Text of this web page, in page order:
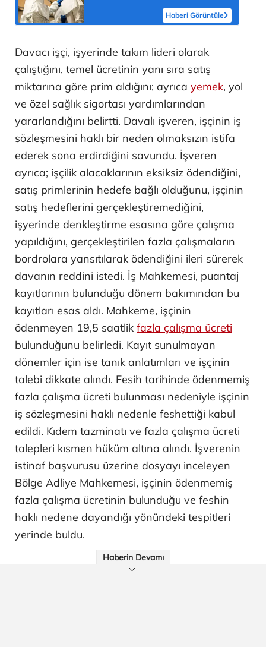
Haberi Görüntüle
Davacı işçi, işyerinde takım lideri olarak
çalıştığını, temel ücretinin yanı sıra satış
miktarına göre prim aldığını; ayrıca yemek, yol
ve özel sağlık sigortası yardımlarından
yararlandığını belirtti. Davalı işveren, işçinin iş
sözleşmesini haklı bir neden olmaksızın istifa
ederek sona erdirdiğini savundu. İşveren
ayrıca; işçilik alacaklarının eksiksiz ödendiğini,
satış primlerinin hedefe bağlı olduğunu, işçinin
satış hedeflerini gerçekleştiremediğini,
işyerinde denkleştirme esasına göre çalışma
yapıldığını, gerçekleştirilen fazla çalışmaların
bordrolara yansıtılarak ödendiğini ileri sürerek
davanın reddini istedi. İş Mahkemesi, puantaj
kayıtlarının bulunduğu dönem bakımından bu
kayıtları esas aldı. Mahkeme, işçinin
ödenmeyen 19,5 saatlik fazla çalışma ücreti
bulunduğunu belirledi. Kayıt sunulmayan
dönemler için ise tanık anlatımları ve işçinin
talebi dikkate alındı. Fesih tarihinde ödenmemiş
fazla çalışma ücreti bulunması nedeniyle işçinin
iş sözleşmesini haklı nedenle feshettiği kabul
edildi. Kıdem tazminatı ve fazla çalışma ücreti
talepleri kısmen hüküm altına alındı. İşverenin
istinaf başvurusu üzerine dosyayı inceleyen
Bölge Adliye Mahkemesi, işçinin ödenmemiş
fazla çalışma ücretinin bulunduğu ve feshin
haklı nedene dayandığı yönündeki tespitleri
yerinde buldu.
Haberin Devamı